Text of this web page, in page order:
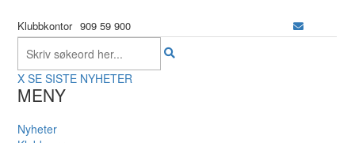
Klubbkontor 909 59 900
X SE SISTE NYHETER
MENY
Nyheter